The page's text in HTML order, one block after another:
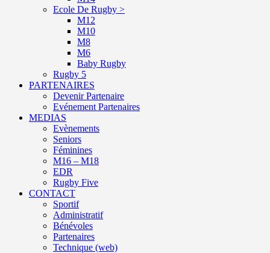
Ecole De Rugby >
M12
M10
M8
M6
Baby Rugby
Rugby 5
PARTENAIRES
Devenir Partenaire
Evénement Partenaires
MEDIAS
Evènements
Seniors
Féminines
M16 – M18
EDR
Rugby Five
CONTACT
Sportif
Administratif
Bénévoles
Partenaires
Technique (web)